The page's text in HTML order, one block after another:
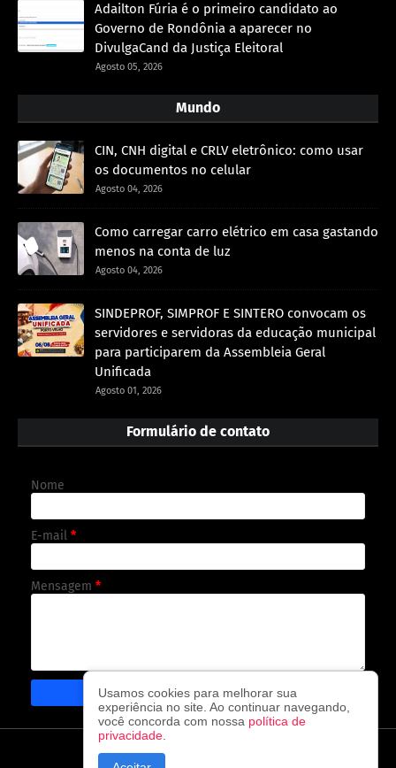
Adailton Fúria é o primeiro candidato ao
Governo de Rondônia a aparecer no
DivulgaCand da Justiça Eleitoral
Agosto 05, 2026
Mundo
CIN, CNH digital e CRLV eletrônico: como usar
os documentos no celular
Agosto 04, 2026
Como carregar carro elétrico em casa gastando
menos na conta de luz
Agosto 04, 2026
SINDEPROF, SIMPROF E SINTERO convocam os
servidores e servidoras da educação municipal
para participarem da Assembleia Geral
Unificada
Agosto 01, 2026
Formulário de contato
Nome
E-mail *
Mensagem *
CAPA CONTATO
Usamos cookies para melhorar sua
experiência no site. Ao continuar navegando,
você concorda com nossa política de
privacidade